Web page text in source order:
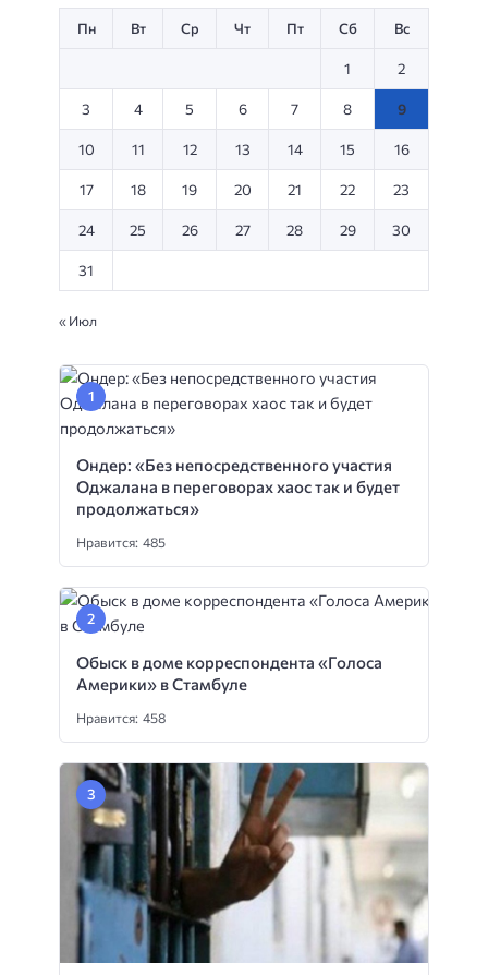
Пн Вт Ср Чт Пт Сб Вс
1 2
3 4 5 6 7 8 9
10 11 12 13 14 15 16
17 18 19 20 21 22 23
24 25 26 27 28 29 30
31
« Июл
Ондер: «Без непосредственного участия
Оджалана в переговорах хаос так и будет
продолжаться»
Нравится: 485
Обыск в доме корреспондента «Голоса
Америки» в Стамбуле
Нравится: 458